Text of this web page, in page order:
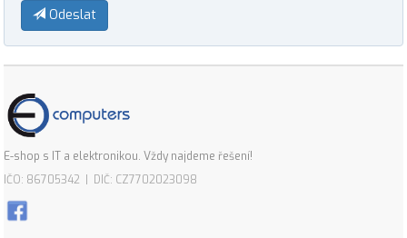
Odeslat
E-shop s IT a elektronikou. Vždy najdeme řešení!
IČO: 86705342 | DIČ: CZ7702023098